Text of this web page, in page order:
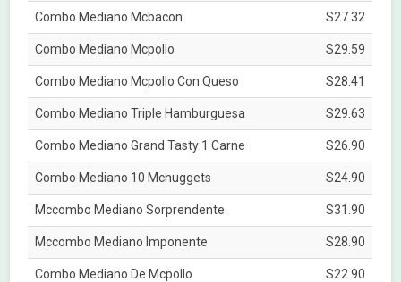
Combo Mediano Mcbacon S27.32
Combo Mediano Mcpollo S29.59
Combo Mediano Mcpollo Con Queso S28.41
Combo Mediano Triple Hamburguesa S29.63
Combo Mediano Grand Tasty 1 Carne S26.90
Combo Mediano 10 Mcnuggets S24.90
Mccombo Mediano Sorprendente S31.90
Mccombo Mediano Imponente S28.90
Combo Mediano De Mcpollo S22.90